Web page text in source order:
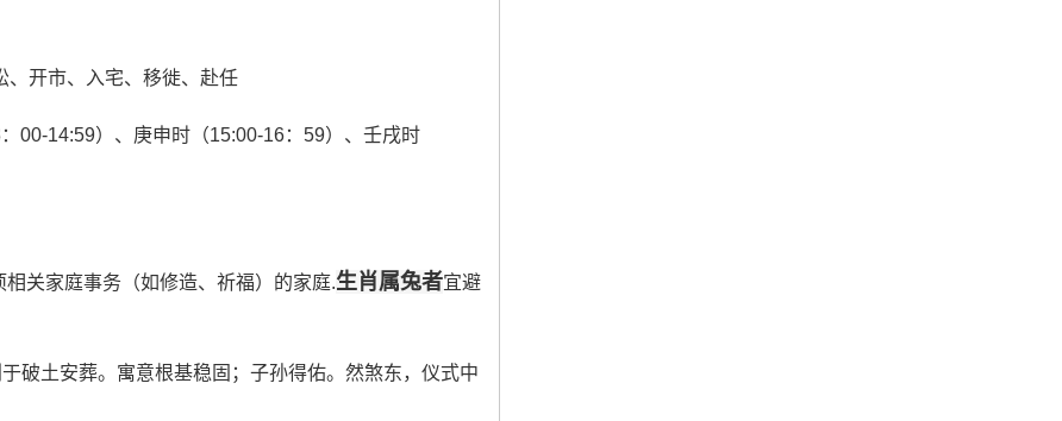
、开市、入宅、移徙、赴任
00-14:59）、庚申时（15:00-16：59）、壬戌时
关家庭事务（如修造、祈福）的家庭.生肖属兔者宜避
破土安葬。寓意根基稳固；子孙得佑。然煞东，仪式中